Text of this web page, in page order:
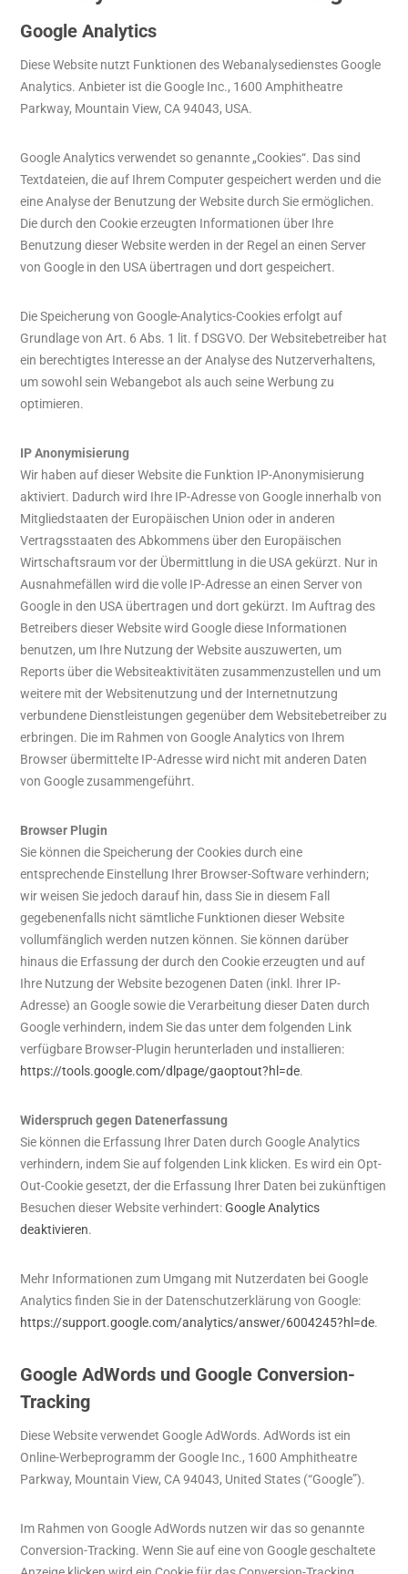
Google Analytics
Diese Website nutzt Funktionen des Webanalysedienstes Google
Analytics. Anbieter ist die Google Inc., 1600 Amphitheatre
Parkway, Mountain View, CA 94043, USA.
Google Analytics verwendet so genannte „Cookies“. Das sind
Textdateien, die auf Ihrem Computer gespeichert werden und die
eine Analyse der Benutzung der Website durch Sie ermöglichen.
Die durch den Cookie erzeugten Informationen über Ihre
Benutzung dieser Website werden in der Regel an einen Server
von Google in den USA übertragen und dort gespeichert.
Die Speicherung von Google-Analytics-Cookies erfolgt auf
Grundlage von Art. 6 Abs. 1 lit. f DSGVO. Der Websitebetreiber hat
ein berechtigtes Interesse an der Analyse des Nutzerverhaltens,
um sowohl sein Webangebot als auch seine Werbung zu
optimieren.
IP Anonymisierung
Wir haben auf dieser Website die Funktion IP-Anonymisierung
aktiviert. Dadurch wird Ihre IP-Adresse von Google innerhalb von
Mitgliedstaaten der Europäischen Union oder in anderen
Vertragsstaaten des Abkommens über den Europäischen
Wirtschaftsraum vor der Übermittlung in die USA gekürzt. Nur in
Ausnahmefällen wird die volle IP-Adresse an einen Server von
Google in den USA übertragen und dort gekürzt. Im Auftrag des
Betreibers dieser Website wird Google diese Informationen
benutzen, um Ihre Nutzung der Website auszuwerten, um
Reports über die Websiteaktivitäten zusammenzustellen und um
weitere mit der Websitenutzung und der Internetnutzung
verbundene Dienstleistungen gegenüber dem Websitebetreiber zu
erbringen. Die im Rahmen von Google Analytics von Ihrem
Browser übermittelte IP-Adresse wird nicht mit anderen Daten
von Google zusammengeführt.
Browser Plugin
Sie können die Speicherung der Cookies durch eine
entsprechende Einstellung Ihrer Browser-Software verhindern;
wir weisen Sie jedoch darauf hin, dass Sie in diesem Fall
gegebenenfalls nicht sämtliche Funktionen dieser Website
vollumfänglich werden nutzen können. Sie können darüber
hinaus die Erfassung der durch den Cookie erzeugten und auf
Ihre Nutzung der Website bezogenen Daten (inkl. Ihrer IP-
Adresse) an Google sowie die Verarbeitung dieser Daten durch
Google verhindern, indem Sie das unter dem folgenden Link
verfügbare Browser-Plugin herunterladen und installieren:
https://tools.google.com/dlpage/gaoptout?hl=de.
Widerspruch gegen Datenerfassung
Sie können die Erfassung Ihrer Daten durch Google Analytics
verhindern, indem Sie auf folgenden Link klicken. Es wird ein Opt-
Out-Cookie gesetzt, der die Erfassung Ihrer Daten bei zukünftigen
Besuchen dieser Website verhindert:Google Analytics
deaktivieren.
Mehr Informationen zum Umgang mit Nutzerdaten bei Google
Analytics finden Sie in der Datenschutzerklärung von Google:
https://support.google.com/analytics/answer/6004245?hl=de.
Google AdWords und Google Conversion-
Tracking
Diese Website verwendet Google AdWords. AdWords ist ein
Online-Werbeprogramm der Google Inc., 1600 Amphitheatre
Parkway, Mountain View, CA 94043, United States (“Google”).
Im Rahmen von Google AdWords nutzen wir das so genannte
Conversion-Tracking. Wenn Sie auf eine von Google geschaltete